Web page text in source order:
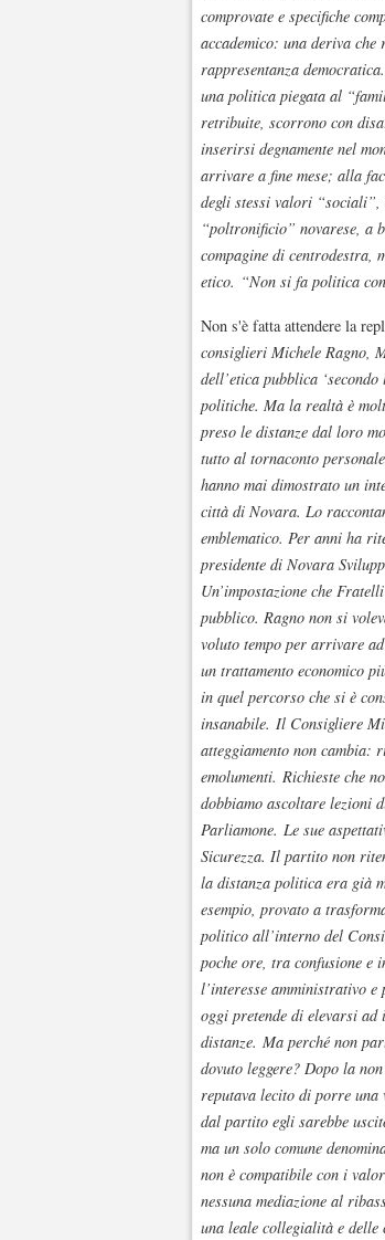
comprovate e specifiche
accademico: una deriva
rappresentanza
una politica piegata al
retribuite, scorrono con
inserirsi degnamente nel
arrivare a fine mese; alla
degli stessi valori
“poltronificio” novarese, a
compagine di centrodestra,
etico. “Non si fa politica
Non s'è fatta attendere la
consiglieri Michele Ragno,
dell’etica pubblica
politiche. Ma la realtà è
preso le distanze dal loro
tutto al tornaconto
hanno mai dimostrato un
città di Novara. Lo
emblematico. Per anni ha
presidente di Novara
Un’impostazione che
pubblico. Ragno non si
voluto tempo per arrivare
un trattamento economico
in quel percorso che si è
insanabile. Il Consigliere
atteggiamento non cambia:
emolumenti. Richieste che
dobbiamo ascoltare lezioni
Parliamone. Le sue
Sicurezza. Il partito non
la distanza politica era già
esempio, provato a
politico all’interno del
poche ore, tra confusione e
l’interesse amministrativo
oggi pretende di elevarsi
distanze. Ma perché non
dovuto leggere? Dopo la
reputava lecito di porre
dal partito egli sarebbe
ma un solo comune
non è compatibile con i
nessuna mediazione al
una leale collegialità e delle